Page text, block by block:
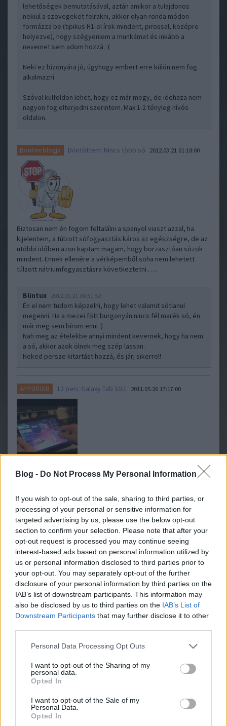
Blog - Do Not Process My Personal Information
If you wish to opt-out of the sale, sharing to third parties, or
processing of your personal or sensitive information for
targeted advertising by us, please use the below opt-out
section to confirm your selection. Please note that after your
opt-out request is processed you may continue seeing
interest-based ads based on personal information utilized by
us or personal information disclosed to third parties prior to
your opt-out. You may separately opt-out of the further
disclosure of your personal information by third parties on the
IAB’s list of downstream participants. This information may
also be disclosed by us to third parties on the IAB’s List of
Downstream Participants that may further disclose it to other
Please note that this website/app uses one or more Google
not limited to your visit or usage behaviour. You may click to
grant or deny consent to Google and its third-party tags to
use your data for below specified purposes in below Google
consent section.
Personal Data Processing Opt Outs
I want to opt-out of the Sharing of my
personal data.
Opted In
I want to opt-out of the Sale of my
Personal Data.
Opted In
lehetőségek bemutatásával, aztán amikor a tulajdonos
nekiül a szövegeket felrakni, akkor olyan ronda módon
formázza be (tipikus H1-el írok mindent, pirossal, középre
helyezve), hogy szégyenlem a munkámat és inkább a
nevemet sem adom hozzá. :(
Neki ez bizonyára jó, úgyhogy embert erre külön nem fog
alkalmazni.
Szóval külföldön lehet, hogy ez már megy, de idehaza nem
nagyon fog elterjedni szerintem. Max 1-2 tényleg nívós
oldalon.
BonFire blogja Döntöttem: Nincs több só 2012.03.21 01:18:00
Biztosan nem én fogom feltalálni a spanyol viaszt azzal, ha
kijelentem, a túlzott sófogyasztás káros az egészségre, de az
utóbbi időben azon kaptam magam, hogy borzasztóan sózok
mindent. Ennek ellenére a vérképemből soha nem lehetett
túlzott nátriumfogyasztásra következtetni.…..
Blintux 2012.03.21 08:51:52
Én el nem tudom képzelni, hogy lehet valamit sótlanul
megenni. Ha a mezei főtt burgonyán nincs fél marék só, én
már meg sem bírom enni :)
Nah meg az ételekbe annyi mindent kevernek, hogy ha nem
a só, akkor azok ölnek meg szép lassan.
Neked persze kitartást hozzá, és járj sikerrel!
APPDROID 12 perc Galaxy Tab 10.1 2011.05.26 17:17:00
12 percnyi tömör gyöngyör a Samsung új, Honeycomb alapú
zászlóshajójával. Minden teszter álma, igaz? Na, az Android HD
tesztelésre egyet az új Galaxy Tabból. És ha már így tettek, egy
natúr cikk helyett inkább…..
Blintux 2011.09.19 18:45:05
Lorem ipsum dolor sit amet, consectetur adipisicing elit,
sed do eiusmod tempor incididunt ut labore et dolore
magna aliqua. Ut enim ad minim veniam, quis nostrud
exercitation ullamco laboris nisi ut aliquip ex ea commodo
consequat. Duis aute irure dolor in reprehenderit in
voluptate velit esse cillum dolore eu fugiat nulla pariatur.
Excepteur sint occaecat cupidatat non proident, sunt in
culpa qui officia deserunt mollit anim id est laborum
Bigyóblog Hippibusz sátor 2011.05.18 09:23:00